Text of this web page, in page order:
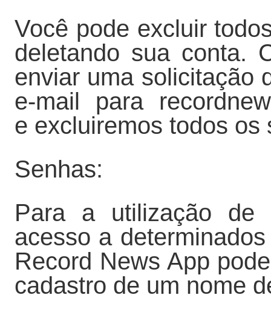
Você pode excluir
deletando sua conta.
enviar uma solicitação
e-mail para
e excluiremos todos os
Senhas:
Para a utilização de
acesso a
Record News App
cadastro de um nome